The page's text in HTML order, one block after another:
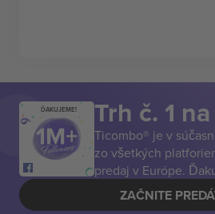
ĎAKUJEME! Trh č. 1
Ticombo® je v
zo všetkých
predaj v Európe.
ZAČNITE